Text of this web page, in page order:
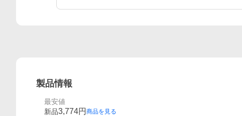
製品情報
最安値
新品3,774円 商品を見る